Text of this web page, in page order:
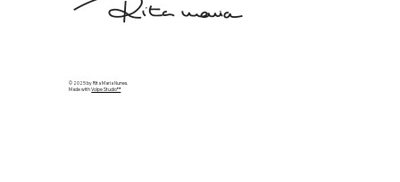
© 2025 by Rita Maria Nunes.
Made withVolpe Studio™